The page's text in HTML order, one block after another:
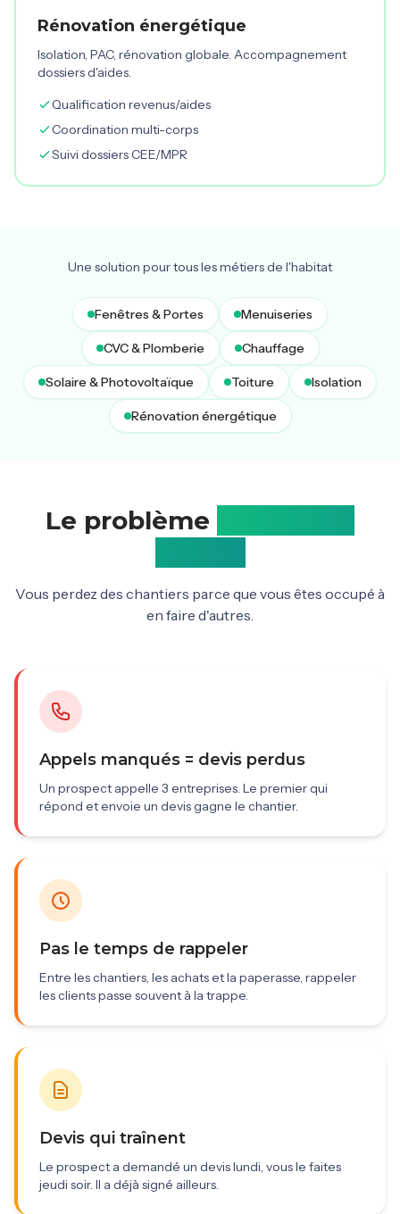
Rénovation énergétique
Isolation, PAC, rénovation globale. Accompagnement
dossiers d'aides.
Qualification revenus/aides
Coordination multi-corps
Suivi dossiers CEE/MPR
Une solution pour tous les métiers de l'habitat
Fenêtres & Portes Menuiseries
CVC & Plomberie Chauffage
Solaire & Photovoltaïque Toiture Isolation
Rénovation énergétique
Le problème
Vous perdez des chantiers parce que vous êtes occupé à
en faire d'autres.
Appels manqués = devis perdus
Un prospect appelle 3 entreprises. Le premier qui
répond et envoie un devis gagne le chantier.
Pas le temps de rappeler
Entre les chantiers, les achats et la paperasse, rappeler
les clients passe souvent à la trappe.
Devis qui traînent
Le prospect a demandé un devis lundi, vous le faites
jeudi soir. Il a déjà signé ailleurs.